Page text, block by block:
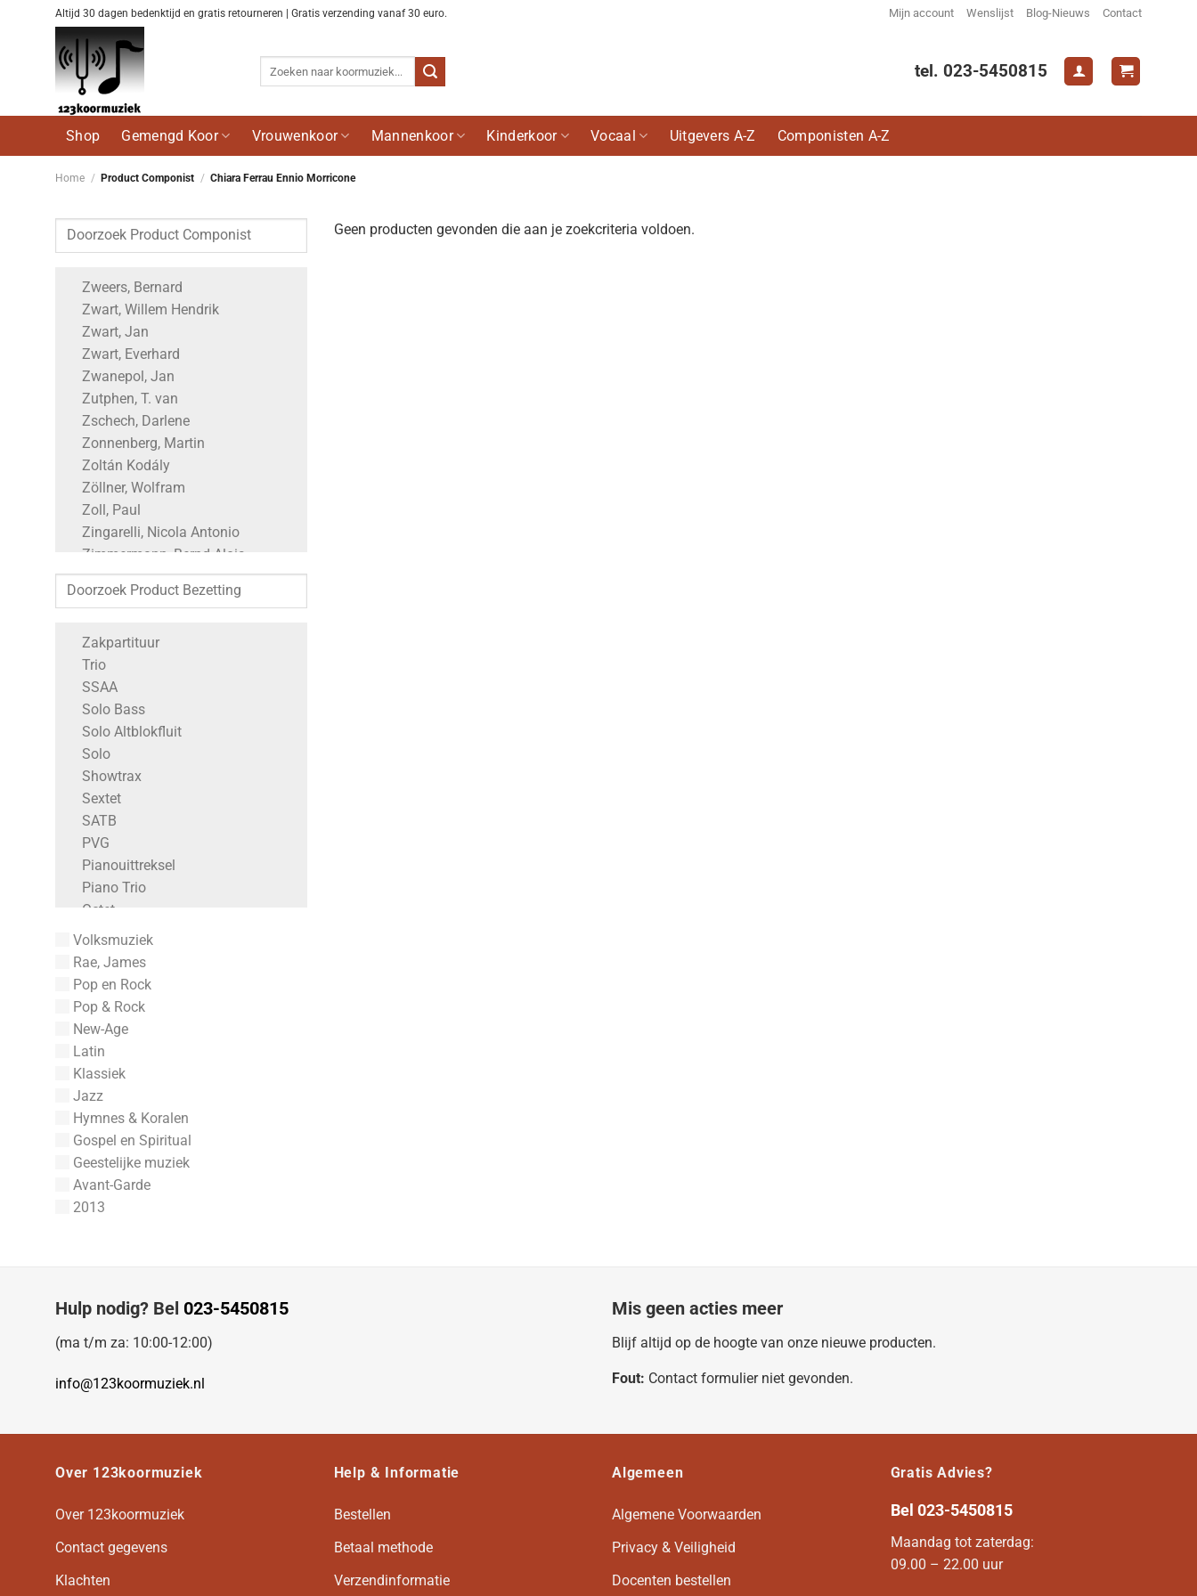
Altijd 30 dagen bedenktijd en gratis retourneren | Gratis verzending vanaf 30 euro. Mijn account Wenslijst Blog-Nieuws Contact
tel. 023-5450815
Shop Gemengd Koor Vrouwenkoor Mannenkoor Kinderkoor Vocaal Uitgevers A-Z Componisten A-Z
Home / Product Componist / Chiara Ferrau Ennio Morricone
Zweers, Bernard
Zwart, Willem Hendrik
Zwart, Jan
Zwart, Everhard
Zwanepol, Jan
Zutphen, T. van
Zschech, Darlene
Zonnenberg, Martin
Zoltán Kodály
Zöllner, Wolfram
Zoll, Paul
Zingarelli, Nicola Antonio
Zimmermann, Bernd Alois
Zimmer, Hans
Zielinsky, Nikolaus
Zemlinsky, Alexander
Zeller, Carl
Zelenka, Jan Dismas
Zegree, Steve
Zedd, Maren Morris & Grey
Zechner, Johann Georg
Zebulon M. Highben
Zbigniew Preisner
Zaninelli, Luigi
Zaninelli
Zambarano, Alfred Pasquale
Zaino, Jack
Z. Randall Stroope
Yves Duteil
Yskes-Kooger, E.
Yrjö Kilpinen
Youtz, Gregory
Young, Victor
Young, Toby
Young, Philip
Young, Gordon
Young, George A.
Young
Youmans, Vincent
York, Terry
York, David Stanley
Xenakis, Iannis
Xavier Montsalvatage
Wykoff, John
Woolrich, John
Woodward, George Ratcliffe
Wood, John
Wood, Charles
Zakpartituur
Trio
SSAA
Solo Bass
Solo Altblokfluit
Solo
Showtrax
Sextet
SATB
PVG
Pianouittreksel
Piano Trio
Octet
Kwintet
Kwartet
Duet Fluit
Duet Altblokfluit
Duet
8-Stemmig
6-Stemmig
4-Stemmig
3-Stemming
3-Stemmig
2-Stemmig
1-Stemmig
Volksmuziek
Rae, James
Pop en Rock
Pop & Rock
New-Age
Latin
Klassiek
Jazz
Hymnes & Koralen
Gospel en Spiritual
Geestelijke muziek
Avant-Garde
2013
Geen producten gevonden die aan je zoekcriteria voldoen.
Hulp nodig? Bel 023-5450815
(ma t/m za: 10:00-12:00)
info@123koormuziek.nl
Mis geen acties meer
Blijf altijd op de hoogte van onze nieuwe producten.
Fout: Contact formulier niet gevonden.
Over 123koormuziek
Over 123koormuziek
Contact gegevens
Klachten
Help & Informatie
Bestellen
Betaal methode
Verzendinformatie
Algemeen
Algemene Voorwaarden
Privacy & Veiligheid
Docenten bestellen
Gratis Advies?
Bel 023-5450815
Maandag tot zaterdag:
09.00 – 22.00 uur